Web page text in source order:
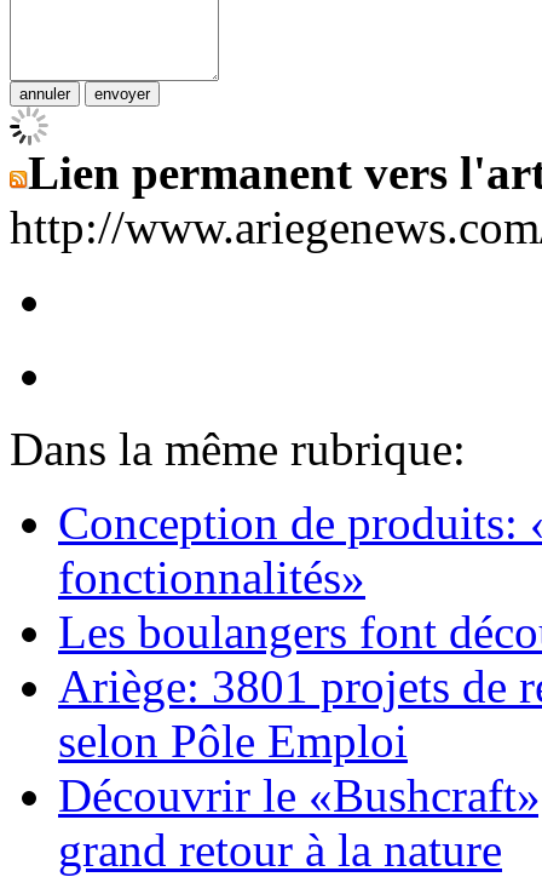
Lien permanent vers
http://
Dans la même rubrique:
Conception de produits:
fonctionnalités»
Les boulangers font
Ariège: 3801 projets de
selon Pôle Emploi
Découvrir le
grand retour à la nature